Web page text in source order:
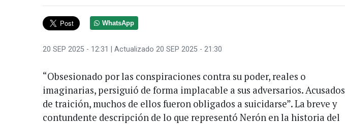
WhatsApp
20 SEP 2025 - 12:31 | Actualizado 20 SEP 2025 - 21:30
“Obsesionado por las conspiraciones contra su poder, reales o
imaginarias, persiguió de forma implacable a sus adversarios. Acusados
de traición, muchos de ellos fueron obligados a suicidarse”. La breve y
contundente descripción de lo que representó Nerón en la historia del